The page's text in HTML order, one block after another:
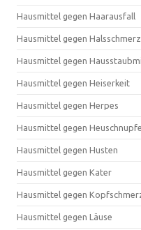
Hausmittel gegen Haarausfall
Hausmittel gegen
Hausmittel gegen
Hausmittel gegen Heiserkeit
Hausmittel gegen Herpes
Hausmittel gegen
Hausmittel gegen Husten
Hausmittel gegen Kater
Hausmittel gegen
Hausmittel gegen Läuse